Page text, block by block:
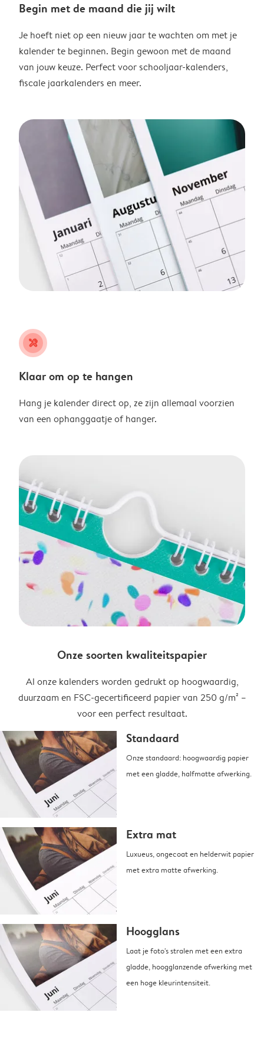
Begin met de maand die jij wilt
Je hoeft niet op een nieuw jaar te wachten om met je
kalender te beginnen. Begin gewoon met de maand
van jouw keuze. Perfect voor schooljaar-kalenders,
fiscale jaarkalenders en meer.
tools
Klaar om op te hangen
Hang je kalender direct op, ze zijn allemaal voorzien
van een ophanggaatje of hanger.
Onze soorten kwaliteitspapier
Al onze kalenders worden gedrukt op hoogwaardig,
duurzaam en FSC-gecertificeerd papier van 250 g/m² –
voor een perfect resultaat.
Standaard
Onze standaard: hoogwaardig papier
met een gladde, halfmatte afwerking.
Extra mat
Luxueus, ongecoat en helderwit papier
met extra matte afwerking.
Hoogglans
Laat je foto's stralen met een extra
gladde, hoogglanzende afwerking met
een hoge kleurintensiteit.